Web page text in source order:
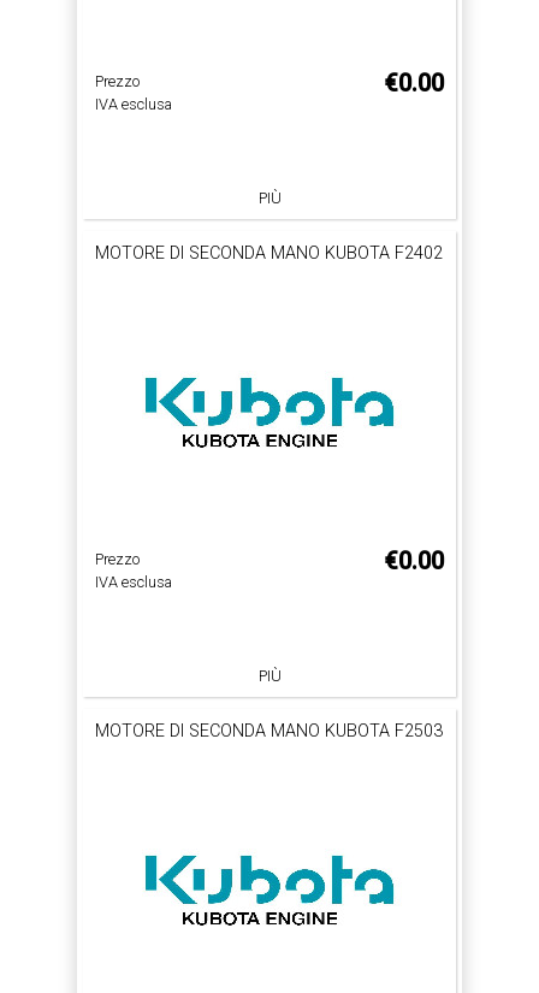
Prezzo
IVA esclusa
€0.00
PIÙ
MOTORE DI SECONDA MANO KUBOTA F2402
Prezzo
IVA esclusa
€0.00
PIÙ
MOTORE DI SECONDA MANO KUBOTA F2503